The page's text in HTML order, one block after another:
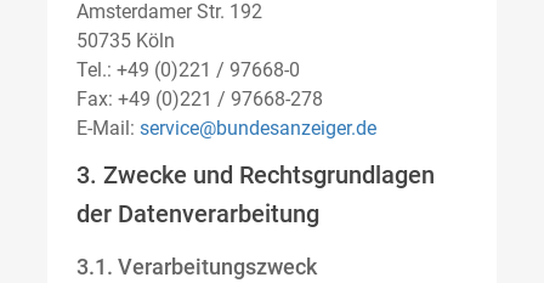
Amsterdamer Str. 192
50735 Köln
Tel.: +49 (0)221 / 97668-0
Fax: +49 (0)221 / 97668-278
E-Mail: service@bundesanzeiger.de
3. Zwecke und Rechtsgrundlagen
der Datenverarbeitung
3.1. Verarbeitungszweck